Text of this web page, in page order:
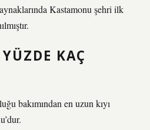
Kastamonu şehri ilk
KAÇ
bakımından en uzun kıyı